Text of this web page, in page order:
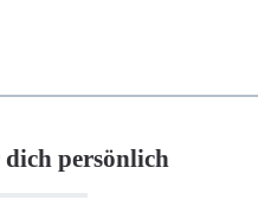
persönlich